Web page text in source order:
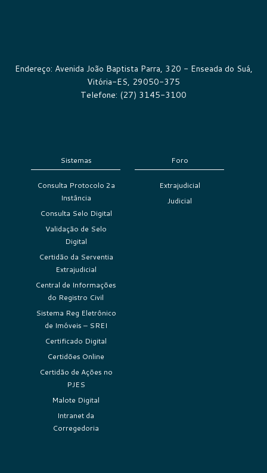
Endereço: Avenida João Baptista Parra, 320 - Enseada do Suá,
Vitória-ES, 29050-375
Telefone: (27) 3145-3100
Sistemas
Consulta Protocolo 2a
Instância
Consulta Selo Digital
Validação de Selo
Digital
Certidão da Serventia
Extrajudicial
Central de Informações
do Registro Civil
Sistema Reg Eletrônico
de Imóveis – SREI
Certificado Digital
Certidões Online
Certidão de Ações no
PJES
Malote Digital
Intranet da
Corregedoria
Foro
Extrajudicial
Judicial